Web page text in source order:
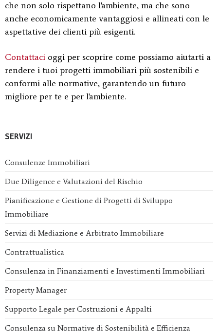
che non solo rispettano l'ambiente, ma che sono
anche economicamente vantaggiosi e allineati con le
aspettative dei clienti più esigenti.
Contattaci oggi per scoprire come possiamo aiutarti a
rendere i tuoi progetti immobiliari più sostenibili e
conformi alle normative, garantendo un futuro
migliore per te e per l'ambiente.
SERVIZI
Consulenze Immobiliari
Due Diligence e Valutazioni del Rischio
Pianificazione e Gestione di Progetti di Sviluppo
Immobiliare
Servizi di Mediazione e Arbitrato Immobiliare
Contrattualistica
Consulenza in Finanziamenti e Investimenti Immobiliari
Property Manager
Supporto Legale per Costruzioni e Appalti
Consulenza su Normative di Sostenibilità e Efficienza